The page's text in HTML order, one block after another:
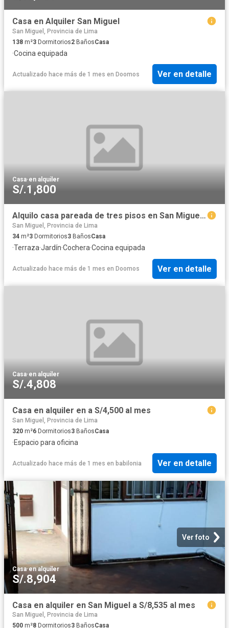
Casa en Alquiler San Miguel
San Miguel, Provincia de Lima
138 m²3 Dormitorios2 BañosCasa
·Cocina equipada
Actualizado hace más de 1 mes en Doomos Ver en detalle
Casa·en alquiler
S/.1,800
Alquilo casa pareada de tres pisos en San Miguel Condominio
San Miguel, Provincia de Lima
34 m²3 Dormitorios3 BañosCasa
·Terraza·Jardín·Cochera·Cocina equipada
Actualizado hace más de 1 mes en Doomos Ver en detalle
Casa·en alquiler
S/.4,808
Casa en alquiler en a S/4,500 al mes
San Miguel, Provincia de Lima
320 m²6 Dormitorios3 BañosCasa
·Espacio para oficina
Actualizado hace más de 1 mes en babilonia Ver en detalle
Ver foto
Casa·en alquiler
S/.8,904
Casa en alquiler en San Miguel a S/8,535 al mes
San Miguel, Provincia de Lima
500 m²8 Dormitorios3 BañosCasa